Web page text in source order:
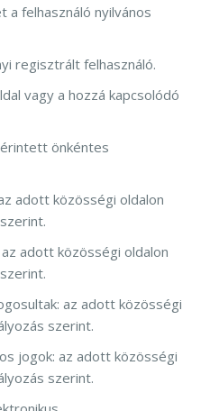
a felhasználó nyilvános
regisztrált felhasználó.
vagy a hozzá kapcsolódó
önkéntes
adott közösségi oldalon
adott közösségi oldalon
az adott közösségi
szerint.
jogok: az adott közösségi
szerint.